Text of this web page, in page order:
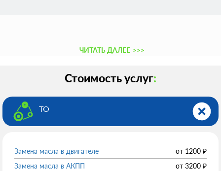
ЧИТАТЬ ДАЛЕЕ >>>
Стоимость услуг:
ТО
Замена масла в двигателе от 1200 ₽
Замена масла в АКПП
от 3200 ₽